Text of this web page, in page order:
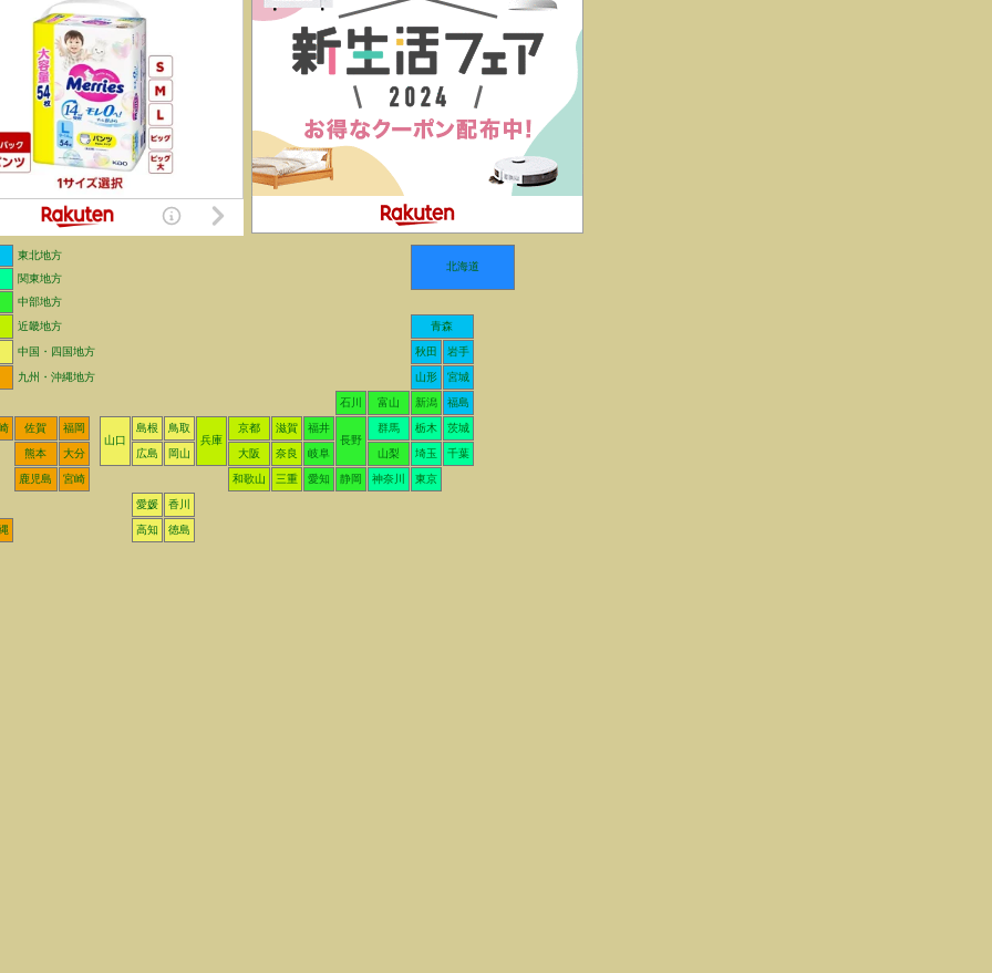
東北地方
北海道
関東地方
中部地方
近畿地方
青森
中国・四国地方 秋田 岩手
九州・沖縄地方 山形 宮城
石川 富山 新潟 福島
佐賀
福岡
山口
島根
鳥取
兵庫
京都 滋賀
福井
長野
群馬 栃木 茨城
熊本 大分 広島 岡山 大阪 奈良 岐阜 山梨 埼玉 千葉
鹿児島 宮崎 和歌山 三重 愛知 静岡 神奈川 東京
愛媛 香川
高知 徳島